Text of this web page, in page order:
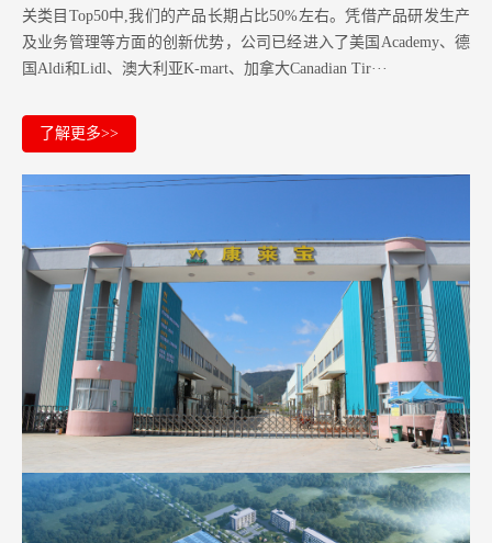
关类目Top50中,我们的产品长期占比50%左右。凭借产品研发生产
及业务管理等方面的创新优势，公司已经进入了美国Academy、德
国Aldi和Lidl、澳大利亚K-mart、加拿大Canadian Tir···
了解更多>>